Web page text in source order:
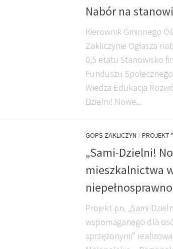
Nabór na
Kierownik Gminnego
Zakliczynie Ogłasza
0,5 etatu Stanowisko
Funduszu
Wiedza Edukacja
Dzielni! Nowe...
GOPS ZAKLICZYN /PROJEKT
„Sami-Dzielni!
mieszkalnictwa
Projekt pn. „Sami-
wspomaganego dla
sprzężonymi”